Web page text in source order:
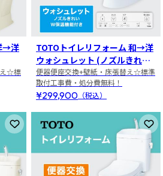
→洋
☆標
TOTOトイレリフォーム 和→洋
ウォシュレット (ノズルきれ
い・W保温機能付き)
便器便座交換+壁紙・床張替え☆標準
取付工事費・処分費無料！
¥299,900 （税込）
お気に入りに登録 お